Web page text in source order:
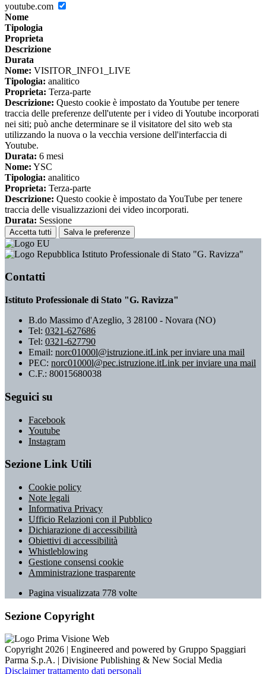
youtube.com
Nome
Tipologia
Proprieta
Descrizione
Durata
Nome: VISITOR_INFO1_LIVE
Tipologia: analitico
Proprieta: Terza-parte
Descrizione: Questo cookie è impostato da Youtube per tenere
traccia delle preferenze dell'utente per i video di Youtube incorporati
nei siti; può anche determinare se il visitatore del sito web sta
utilizzando la nuova o la vecchia versione dell'interfaccia di
Youtube.
Durata: 6 mesi
Nome: YSC
Tipologia: analitico
Proprieta: Terza-parte
Descrizione: Questo cookie è impostato da YouTube per tenere
traccia delle visualizzazioni dei video incorporati.
Durata: Sessione
Accetta tutti Salva le preferenze
Istituto Professionale di Stato "G. Ravizza"
Contatti
Istituto Professionale di Stato "G. Ravizza"
B.do Massimo d'Azeglio, 3 28100 - Novara (NO)
Tel: 0321-627686
Tel: 0321-627790
Email: norc01000l@istruzione.itLink per inviare una mail
PEC: norc01000l@pec.istruzione.itLink per inviare una mail
C.F.: 80015680038
Seguici su
Facebook
Youtube
Instagram
Sezione Link Utili
Cookie policy
Note legali
Informativa Privacy
Ufficio Relazioni con il Pubblico
Dichiarazione di accessibilità
Obiettivi di accessibilità
Whistleblowing
Gestione consensi cookie
Amministrazione trasparente
Pagina visualizzata 778 volte
Sezione Copyright
Copyright 2026 | Engineered and powered by Gruppo Spaggiari
Parma S.p.A. | Divisione Publishing & New Social Media
Disclaimer trattamento dati personali